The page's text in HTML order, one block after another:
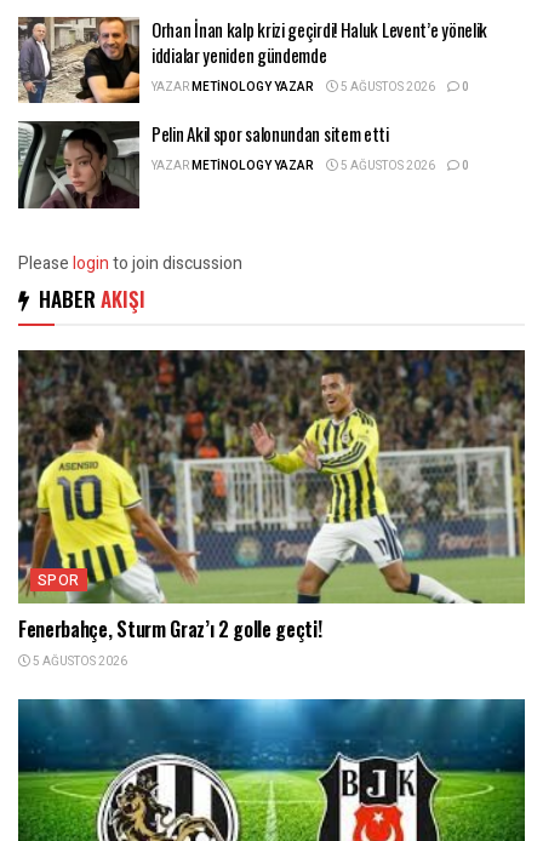
Orhan İnan kalp krizi geçirdi! Haluk Levent’e yönelik
iddialar yeniden gündemde
YAZARMETINOLOGY YAZAR 5 AĞUSTOS 2026 0
Pelin Akil spor salonundan sitem etti
YAZARMETINOLOGY YAZAR 5 AĞUSTOS 2026 0
Pleaseloginto join discussion
HABER AKIŞI
SPOR
Fenerbahçe, Sturm Graz’ı 2 golle geçti!
5 AĞUSTOS 2026